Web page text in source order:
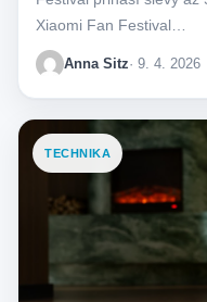
Xiaomi Fan Festival…
Anna Sitz· 9. 4. 2026
TECHNIKA